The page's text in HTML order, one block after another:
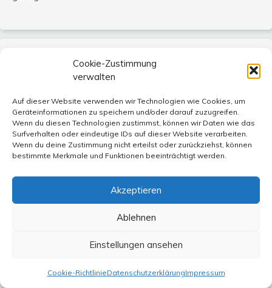
Cookie-Zustimmung
verwalten
Auf dieser Website verwenden wir Technologien wie Cookies, um
Geräteinformationen zu speichern und/oder darauf zuzugreifen.
Wenn du diesen Technologien zustimmst, können wir Daten wie das
Surfverhalten oder eindeutige IDs auf dieser Website verarbeiten.
Wenn du deine Zustimmung nicht erteilst oder zurückziehst, können
bestimmte Merkmale und Funktionen beeinträchtigt werden.
Akzeptieren
Ablehnen
Einstellungen ansehen
Cookie-RichtlinieDatenschutzerklärungImpressum
Ralf-Michael Lübbers sagt:
2. August 2023 um 22:23 Uhr
@Elena Ezeani:
Danke
11. August 2023 um 11:12 Uhr
nicht mitverfolgen, jedoch habe ich mich bekanntlich